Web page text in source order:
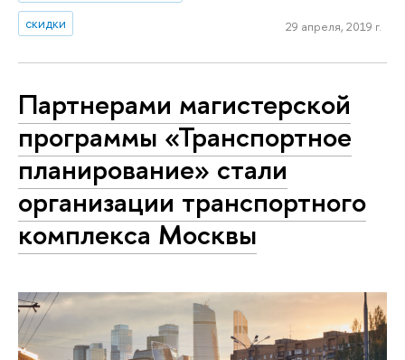
скидки
29 апреля, 2019 г.
Партнерами магистерской
программы «Транспортное
планирование» стали
организации транспортного
комплекса Москвы